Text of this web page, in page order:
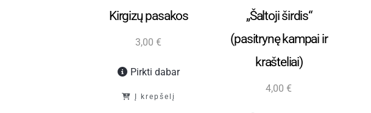
Kirgizų pasakos
3,00€
Pirkti dabar
Į krepšelį
„Šaltoji širdis“
(pasitrynę kampai ir
krašteliai)
4,00€